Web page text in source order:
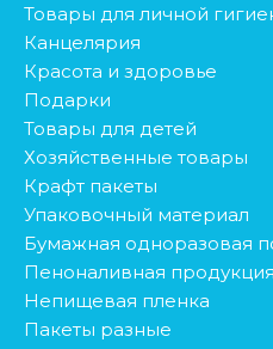
Товары для личной
Канцелярия
Красота и здоровье
Подарки
Товары для детей
Хозяйственные товары
Крафт пакеты
Упаковочный материал
Бумажная одноразовая
Пеноналивная
Непищевая пленка
Пакеты разные